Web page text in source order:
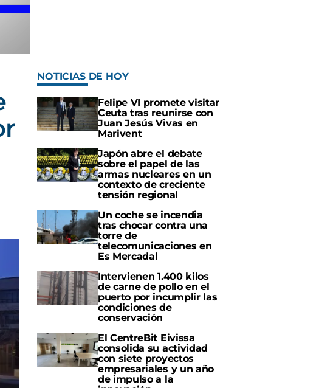
NOTICIAS DE HOY
Felipe VI promete visitar
Ceuta tras reunirse con
Juan Jesús Vivas en
Marivent
Japón abre el debate
sobre el papel de las
armas nucleares en un
contexto de creciente
tensión regional
Un coche se incendia
tras chocar contra una
torre de
telecomunicaciones en
Es Mercadal
Intervienen 1.400 kilos
de carne de pollo en el
puerto por incumplir las
condiciones de
conservación
El CentreBit Eivissa
consolida su actividad
con siete proyectos
empresariales y un año
de impulso a la